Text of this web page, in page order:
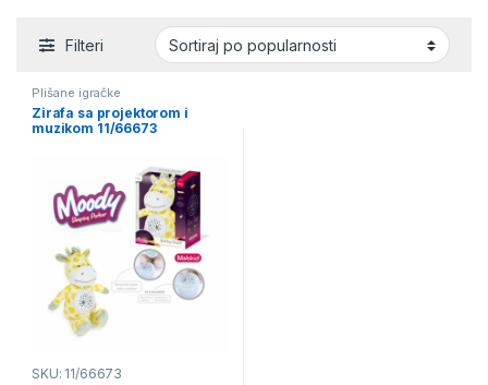
Filteri
Plišane igračke
Zirafa sa projektorom i
muzikom 11/66673
SKU: 11/66673